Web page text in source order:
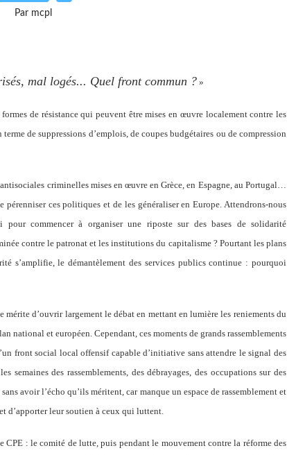
Par mcpl
mal logés... Quel front commun ? »
de résistance qui peuvent être mises en œuvre localement contre les
de suppressions d’emplois, de coupes budgétaires ou de compression
criminelles mises en œuvre en Grèce, en Espagne, au Portugal…
ces politiques et de les généraliser en Europe. Attendrons-nous
commencer à organiser une riposte sur des bases de solidarité
contre le patronat et les institutions du capitalisme ? Pourtant les plans
s’amplifie, le démantèlement des services publics continue : pourquoi
d’ouvrir largement le débat en mettant en lumière les reniements du
national et européen. Cependant, ces moments de grands rassemblements
front social local offensif capable d’initiative sans attendre le signal des
semaines des rassemblements, des débrayages, des occupations sur des
avoir l’écho qu’ils méritent, car manque un espace de rassemblement et
d’apporter leur soutien à ceux qui luttent.
CPE : le comité de lutte, puis pendant le mouvement contre la réforme des